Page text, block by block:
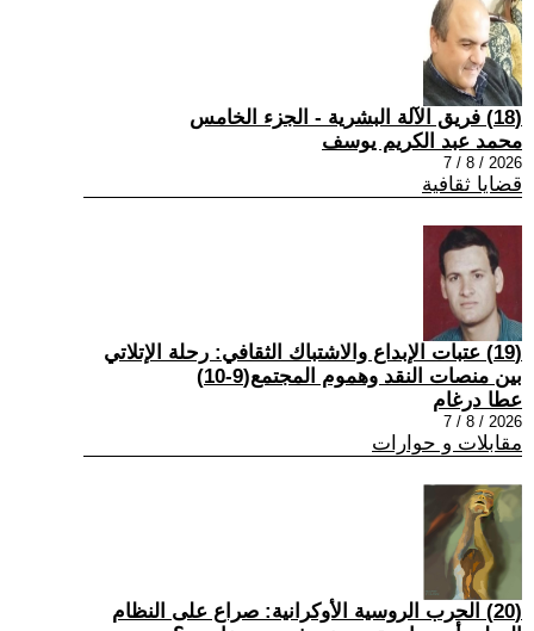
(18) فريق الآلة البشرية - الجزء الخامس
محمد عبد الكريم يوسف
2026 / 8 / 7
قضايا ثقافية
(19) عتبات الإبداع والاشتباك الثقافي: رحلة الإتلاتي
بين منصات النقد وهموم المجتمع(9-10)
عطا درغام
2026 / 8 / 7
مقابلات و حوارات
(20) الحرب الروسية الأوكرانية: صراع على النظام